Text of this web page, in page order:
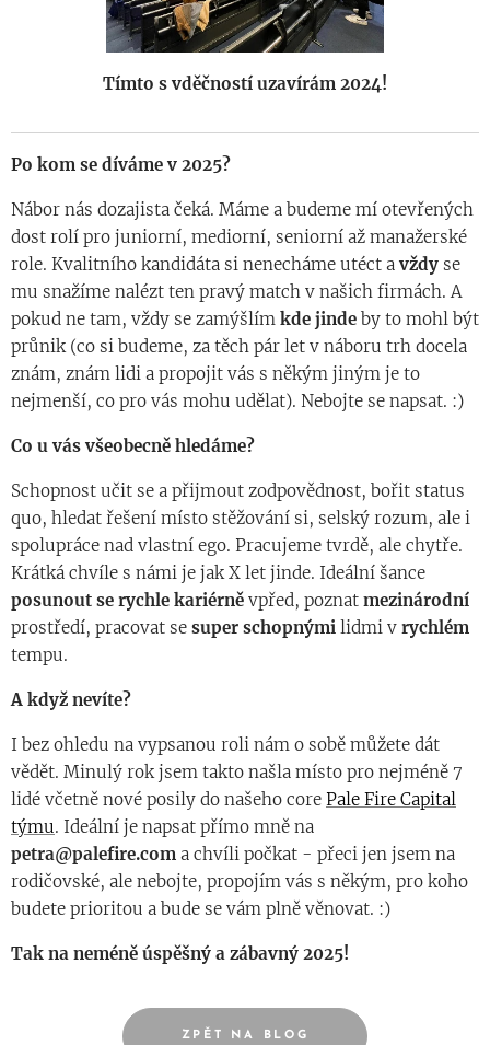
Tímto s vděčností uzavírám 2024!
Po kom se díváme v 2025?
Nábor nás dozajista čeká. Máme a budeme mí otevřených
dost rolí pro juniorní, mediorní, seniorní až manažerské
role. Kvalitního kandidáta si nenecháme utéct a vždy se
mu snažíme nalézt ten pravý match v našich firmách. A
pokud ne tam, vždy se zamýšlím kde jinde by to mohl být
průnik (co si budeme, za těch pár let v náboru trh docela
znám, znám lidi a propojit vás s někým jiným je to
nejmenší, co pro vás mohu udělat). Nebojte se napsat. :)
Co u vás všeobecně hledáme?
Schopnost učit se a přijmout zodpovědnost, bořit status
quo, hledat řešení místo stěžování si, selský rozum, ale i
spolupráce nad vlastní ego. Pracujeme tvrdě, ale chytře.
Krátká chvíle s námi je jak X let jinde. Ideální šance
posunout se rychle kariérně vpřed, poznat mezinárodní
prostředí, pracovat se super schopnými lidmi v rychlém
tempu.
A když nevíte?
I bez ohledu na vypsanou roli nám o sobě můžete dát
vědět. Minulý rok jsem takto našla místo pro nejméně 7
lidé včetně nové posily do našeho core Pale Fire Capital
týmu. Ideální je napsat přímo mně na
petra@palefire.com a chvíli počkat - přeci jen jsem na
rodičovské, ale nebojte, propojím vás s někým, pro koho
budete prioritou a bude se vám plně věnovat. :)
Tak na neméně úspěšný a zábavný 2025!
ZPĚT NA BLOG